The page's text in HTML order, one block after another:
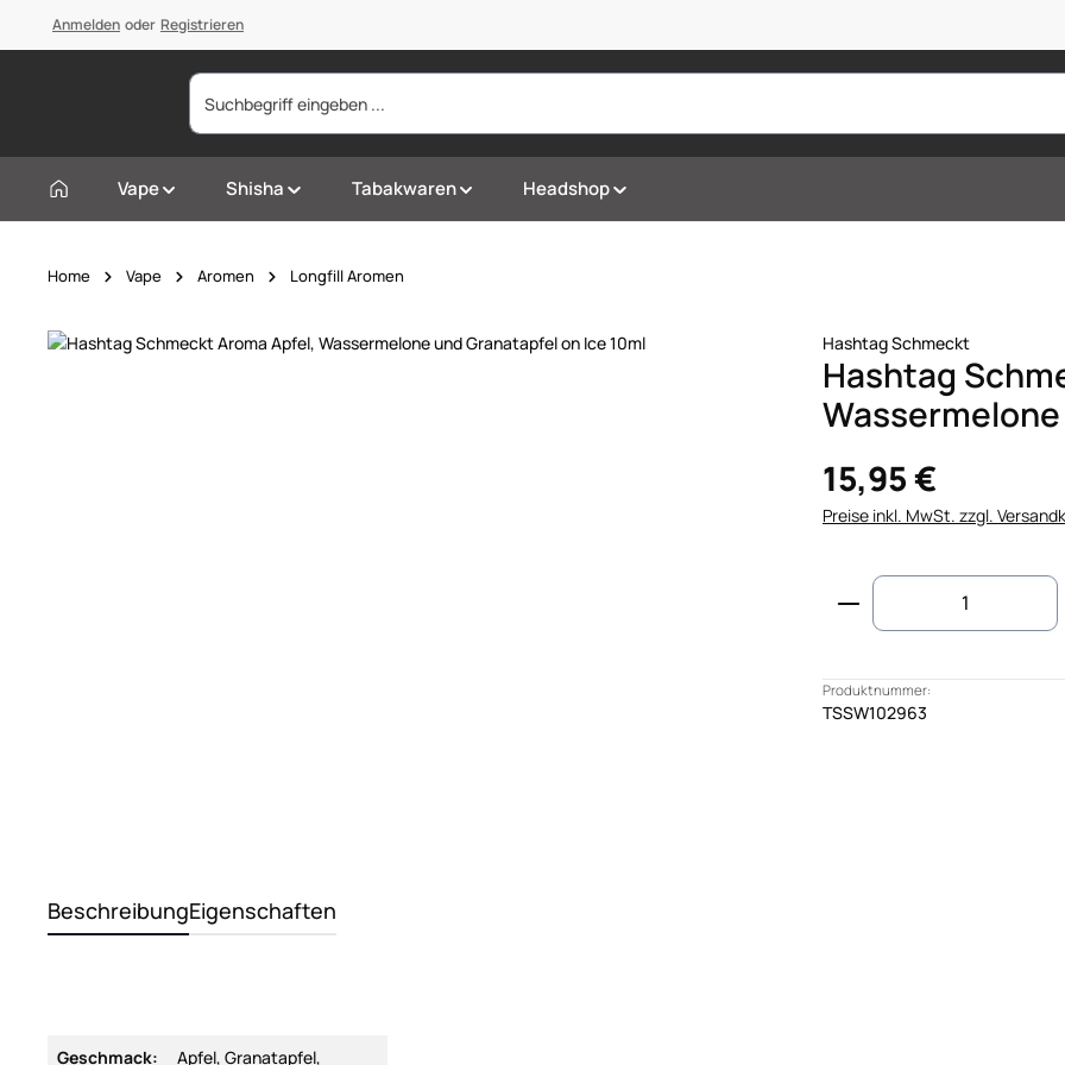
Zur Hauptnavigation springen
Anmelden oder Registrieren
Vape Shisha Tabakwaren Headshop
Home Vape Aromen Longfill Aromen
Bildergalerie überspringen Hashtag Schmeckt
Hashtag
15,95 €
Preise inkl. MwSt. zzgl.
Produkt Anzahl:
Produktnummer:
TSSW102963
BeschreibungEigenschaften
Geschmack:
Apfel, Granatapfel,